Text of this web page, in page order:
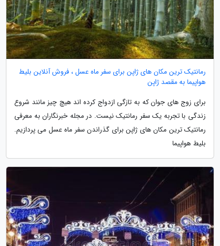
رمانتیک ترین مکان های ژاپن برای سفر ماه عسل ، فروش آنلاین بلیط
هواپیما به مقصد ژاپن
برای زوج های جوان که به تازگی ازدواج کرده اند هیچ چیز مانند شروع
زندگی با تجربه یک سفر رمانتیک نیست. در مجله خبرنگاران به معرفی
رمانتیک ترین مکان های ژاپن برای گذراندن سفر ماه عسل می پردازیم.
بلیط هواپیما